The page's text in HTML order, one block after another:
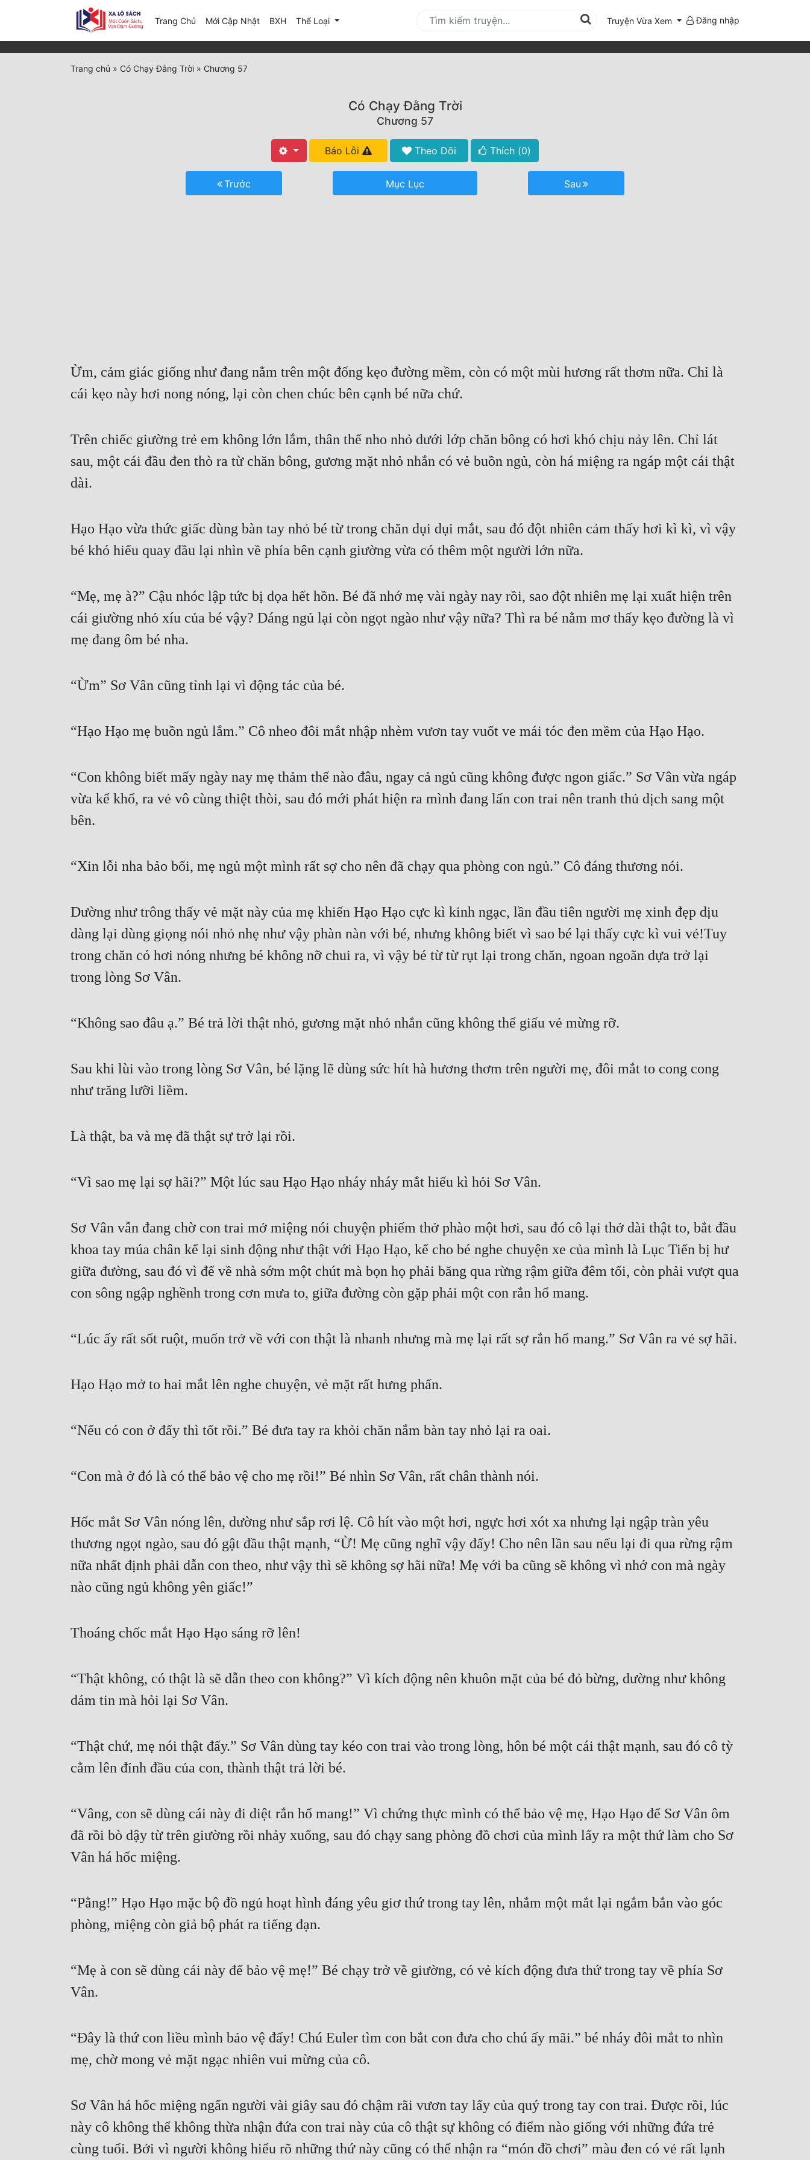
Trang Chủ Mới Cập Nhật(current)
BXH Thể Loại Truyện Vừa Xem Đăng nhập
Trang chủ » Có Chạy Đằng Trời » Chương 57
Có Chạy Đằng Trời
Chương 57
Báo Lỗi Theo Dõi Thích (0)
Trước Mục Lục Sau
Ừm, cảm giác giống như đang nằm trên một đống kẹo đường mềm, còn có một mùi hương rất thơm nữa. Chỉ là
cái kẹo này hơi nong nóng, lại còn chen chúc bên cạnh bé nữa chứ.
Trên chiếc giường trẻ em không lớn lắm, thân thể nho nhỏ dưới lớp chăn bông có hơi khó chịu nảy lên. Chỉ lát
sau, một cái đầu đen thò ra từ chăn bông, gương mặt nhỏ nhắn có vẻ buồn ngủ, còn há miệng ra ngáp một cái thật
dài.
Hạo Hạo vừa thức giấc dùng bàn tay nhỏ bé từ trong chăn dụi dụi mắt, sau đó đột nhiên cảm thấy hơi kì kì, vì vậy
bé khó hiểu quay đầu lại nhìn về phía bên cạnh giường vừa có thêm một người lớn nữa.
“Mẹ, mẹ à?” Cậu nhóc lập tức bị dọa hết hồn. Bé đã nhớ mẹ vài ngày nay rồi, sao đột nhiên mẹ lại xuất hiện trên
cái giường nhỏ xíu của bé vậy? Dáng ngủ lại còn ngọt ngào như vậy nữa? Thì ra bé nằm mơ thấy kẹo đường là vì
mẹ đang ôm bé nha.
“Ừm” Sơ Vân cũng tỉnh lại vì động tác của bé.
“Hạo Hạo mẹ buồn ngủ lắm.” Cô nheo đôi mắt nhập nhèm vươn tay vuốt ve mái tóc đen mềm của Hạo Hạo.
“Con không biết mấy ngày nay mẹ thảm thế nào đâu, ngay cả ngủ cũng không được ngon giấc.” Sơ Vân vừa ngáp
vừa kể khổ, ra vẻ vô cùng thiệt thòi, sau đó mới phát hiện ra mình đang lấn con trai nên tranh thủ dịch sang một
bên.
“Xin lỗi nha bảo bối, mẹ ngủ một mình rất sợ cho nên đã chạy qua phòng con ngủ.” Cô đáng thương nói.
Dường như trông thấy vẻ mặt này của mẹ khiến Hạo Hạo cực kì kinh ngạc, lần đầu tiên người mẹ xinh đẹp dịu
dàng lại dùng giọng nói nhỏ nhẹ như vậy phàn nàn với bé, nhưng không biết vì sao bé lại thấy cực kì vui vẻ!Tuy
trong chăn có hơi nóng nhưng bé không nỡ chui ra, vì vậy bé từ từ rụt lại trong chăn, ngoan ngoãn dựa trở lại
trong lòng Sơ Vân.
“Không sao đâu ạ.” Bé trả lời thật nhỏ, gương mặt nhỏ nhắn cũng không thể giấu vẻ mừng rỡ.
Sau khi lùi vào trong lòng Sơ Vân, bé lặng lẽ dùng sức hít hà hương thơm trên người mẹ, đôi mắt to cong cong
như trăng lưỡi liềm.
Là thật, ba và mẹ đã thật sự trở lại rồi.
“Vì sao mẹ lại sợ hãi?” Một lúc sau Hạo Hạo nháy nháy mắt hiếu kì hỏi Sơ Vân.
Sơ Vân vẫn đang chờ con trai mở miệng nói chuyện phiếm thở phào một hơi, sau đó cô lại thở dài thật to, bắt đầu
khoa tay múa chân kể lại sinh động như thật với Hạo Hạo, kể cho bé nghe chuyện xe của mình là Lục Tiến bị hư
giữa đường, sau đó vì để về nhà sớm một chút mà bọn họ phải băng qua rừng rậm giữa đêm tối, còn phải vượt qua
con sông ngập nghềnh trong cơn mưa to, giữa đường còn gặp phải một con rắn hổ mang.
“Lúc ấy rất sốt ruột, muốn trở về với con thật là nhanh nhưng mà mẹ lại rất sợ rắn hổ mang.” Sơ Vân ra vẻ sợ hãi.
Hạo Hạo mở to hai mắt lên nghe chuyện, vẻ mặt rất hưng phấn.
“Nếu có con ở đấy thì tốt rồi.” Bé đưa tay ra khỏi chăn nắm bàn tay nhỏ lại ra oai.
“Con mà ở đó là có thể bảo vệ cho mẹ rồi!” Bé nhìn Sơ Vân, rất chân thành nói.
Hốc mắt Sơ Vân nóng lên, dường như sắp rơi lệ. Cô hít vào một hơi, ngực hơi xót xa nhưng lại ngập tràn yêu
thương ngọt ngào, sau đó gật đầu thật mạnh, “Ừ! Mẹ cũng nghĩ vậy đấy! Cho nên lần sau nếu lại đi qua rừng rậm
nữa nhất định phải dẫn con theo, như vậy thì sẽ không sợ hãi nữa! Mẹ với ba cũng sẽ không vì nhớ con mà ngày
nào cũng ngủ không yên giấc!”
Thoáng chốc mắt Hạo Hạo sáng rỡ lên!
“Thật không, có thật là sẽ dẫn theo con không?” Vì kích động nên khuôn mặt của bé đỏ bừng, dường như không
dám tin mà hỏi lại Sơ Vân.
“Thật chứ, mẹ nói thật đấy.” Sơ Vân dùng tay kéo con trai vào trong lòng, hôn bé một cái thật mạnh, sau đó cô tỳ
cằm lên đỉnh đầu của con, thành thật trả lời bé.
“Vâng, con sẽ dùng cái này đi diệt rắn hổ mang!” Vì chứng thực mình có thể bảo vệ mẹ, Hạo Hạo để Sơ Vân ôm
đã rồi bò dậy từ trên giường rồi nhảy xuống, sau đó chạy sang phòng đồ chơi của mình lấy ra một thứ làm cho Sơ
Vân há hốc miệng.
“Pằng!” Hạo Hạo mặc bộ đồ ngủ hoạt hình đáng yêu giơ thứ trong tay lên, nhắm một mắt lại ngắm bắn vào góc
phòng, miệng còn giả bộ phát ra tiếng đạn.
“Mẹ à con sẽ dùng cái này để bảo vệ mẹ!” Bé chạy trở về giường, có vẻ kích động đưa thứ trong tay về phía Sơ
Vân.
“Đây là thứ con liều mình bảo vệ đấy! Chú Euler tìm con bắt con đưa cho chú ấy mãi.” bé nháy đôi mắt to nhìn
mẹ, chờ mong vẻ mặt ngạc nhiên vui mừng của cô.
Sơ Vân há hốc miệng ngẩn người vài giây sau đó chậm rãi vươn tay lấy của quý trong tay con trai. Được rồi, lúc
này cô không thể không thừa nhận đứa con trai này của cô thật sự không có điểm nào giống với những đứa trẻ
cùng tuổi. Bởi vì người không hiểu rõ những thứ này cũng có thể nhận ra “món đồ chơi” màu đen có vẻ rất lạnh